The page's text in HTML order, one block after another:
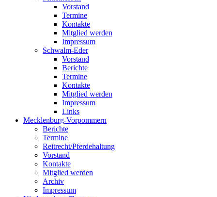
Vorstand
Termine
Kontakte
Mitglied werden
Impressum
Schwalm-Eder
Vorstand
Berichte
Termine
Kontakte
Mitglied werden
Impressum
Links
Mecklenburg-Vorpommern
Berichte
Termine
Reitrecht/Pferdehaltung
Vorstand
Kontakte
Mitglied werden
Archiv
Impressum